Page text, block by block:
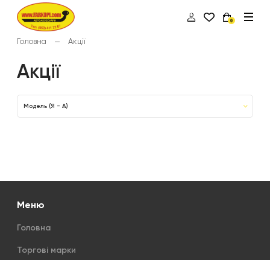
0
Головна Акції
Акції
Модель (Я - А)
Меню
Головна
Торгові марки